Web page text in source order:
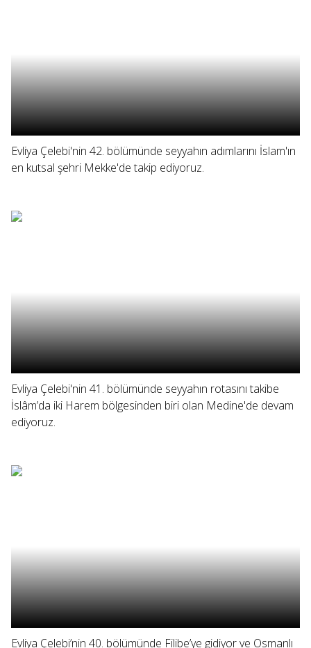
Evliya Çelebi'nin 42. bölümünde seyyahın adımlarını İslam'ın
en kutsal şehri Mekke'de takip ediyoruz.
Evliya Çelebi'nin 41. bölümünde seyyahın rotasını takibe
İslâm’da iki Harem bölgesinden biri olan Medine'de devam
ediyoruz.
Evliya Çelebi’nin 40. bölümünde Filibe’ye gidiyor ve Osmanlı